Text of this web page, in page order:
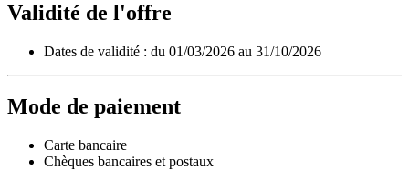
Validité de l'offre
Dates de validité : du 01/03/2026 au 31/10/2026
Mode de paiement
Carte bancaire
Chèques bancaires et postaux